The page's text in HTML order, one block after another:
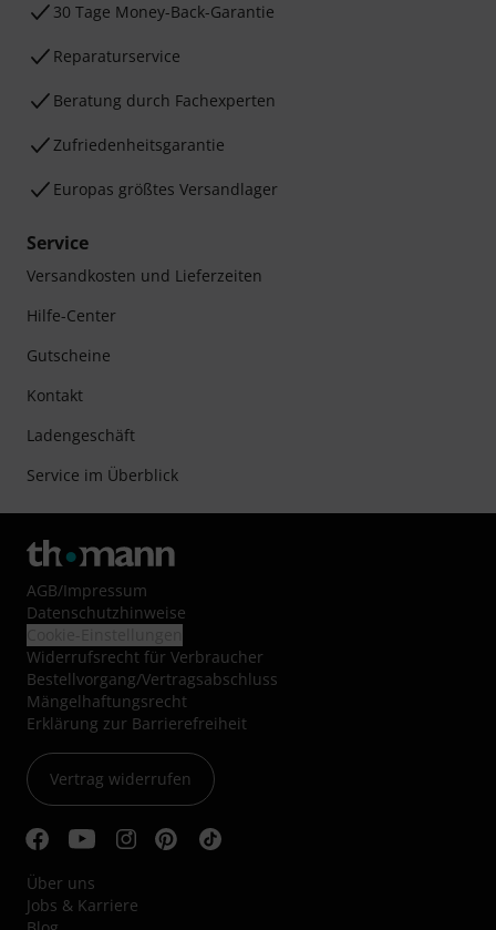
30 Tage Money-Back-Garantie
Reparaturservice
Beratung durch Fachexperten
Zufriedenheitsgarantie
Europas größtes Versandlager
Service
Versandkosten und Lieferzeiten
Hilfe-Center
Gutscheine
Kontakt
Ladengeschäft
Service im Überblick
AGB/Impressum
Datenschutzhinweise
Widerrufsrecht für Verbraucher
Bestellvorgang/Vertragsabschluss
Mängelhaftungsrecht
Erklärung zur Barrierefreiheit
Vertrag widerrufen
Über uns
Jobs & Karriere